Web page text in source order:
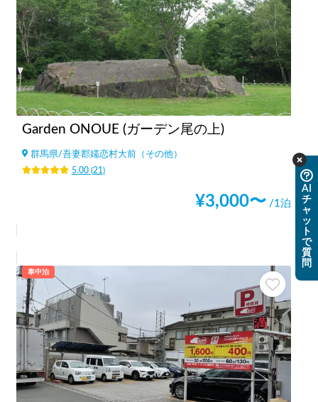
Garden ONOUE (ガーデン尾の上)
群馬県/吾妻郡嬬恋村大前（その他）
5.00(21 )
¥3,000〜 /1泊
車中泊
AI
チ
ャ
ッ
ト
で
質
問